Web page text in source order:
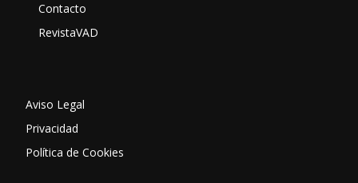
Contacto
RevistaVAD
Aviso Legal
Privacidad
Política de Cookies